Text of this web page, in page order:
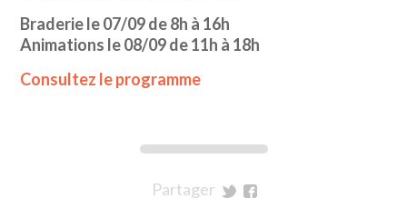
Braderie le 07/09 de 8h à 16h
Animations le 08/09 de 11h à 18h
Consultez le programme
Partager